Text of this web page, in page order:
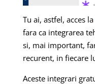
Tu ai, astfel, acces la
fara ca integrarea
si, mai important,
recurent, in fiecare
Aceste integrari